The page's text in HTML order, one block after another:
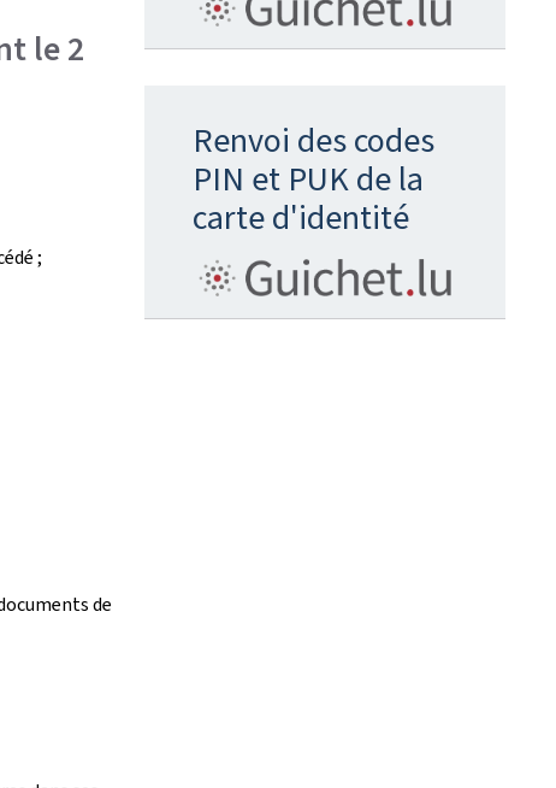
le 2
;
de
Renvoi des codes
PIN et PUK de la
carte d'identité